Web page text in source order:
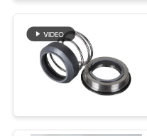
PRIVACY
POLICYO Ring
Seal